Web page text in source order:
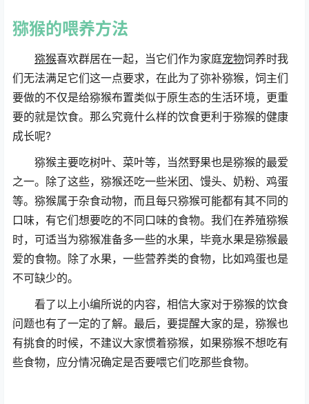
猕猴的喂养方法
猕猴喜欢群居在一起，当它们作为家庭宠物饲养时我
们无法满足它们这一点要求，在此为了弥补猕猴，饲主们
要做的不仅是给猕猴布置类似于原生态的生活环境，更重
要的就是饮食。那么究竟什么样的饮食更利于猕猴的健康
成长呢?
猕猴主要吃树叶、菜叶等，当然野果也是猕猴的最爱
之一。除了这些，猕猴还吃一些米团、馒头、奶粉、鸡蛋
等。猕猴属于杂食动物，而且每只猕猴可能都有其不同的
口味，有它们想要吃的不同口味的食物。我们在养殖猕猴
时，可适当为猕猴准备多一些的水果，毕竟水果是猕猴最
爱的食物。除了水果，一些营养类的食物，比如鸡蛋也是
不可缺少的。
看了以上小编所说的内容，相信大家对于猕猴的饮食
问题也有了一定的了解。最后，要提醒大家的是，猕猴也
有挑食的时候，不建议大家惯着猕猴，如果猕猴不想吃有
些食物，应分情况确定是否要喂它们吃那些食物。